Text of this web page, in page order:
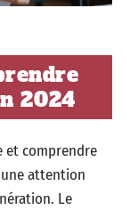
2024
et comprendre
attention
Le